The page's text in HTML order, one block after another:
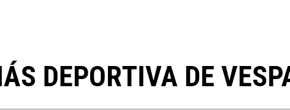
DEPORTIVA DE